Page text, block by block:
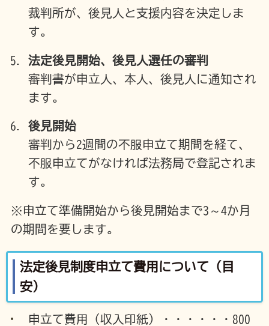
裁判所が、後見人と支援内容を決定しま
す。
法定後見開始、後見人選任の審判
審判書が申立人、本人、後見人に通知され
ます。
後見開始
審判から2週間の不服申立て期間を経て、
不服申立てがなければ法務局で登記されま
す。
※申立て準備開始から後見開始まで3～4か月
の期間を要します。
法定後見制度申立て費用について（目
安）
申立て費用（収入印紙）・・・・・・800